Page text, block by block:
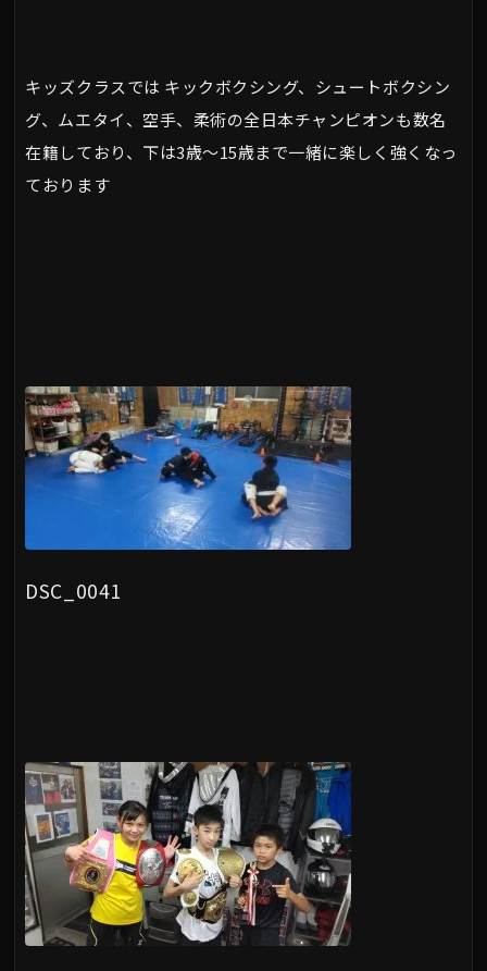
キッズクラスでは キックボクシング、シュートボクシン
グ、ムエタイ、空手、柔術の全日本チャンピオンも数名
在籍しており、下は3歳～15歳まで一緒に楽しく強くなっ
ております
DSC_0041